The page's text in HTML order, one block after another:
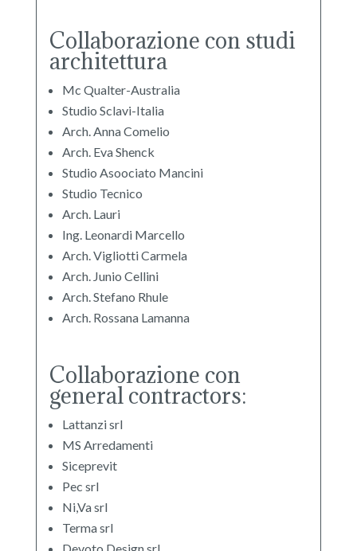
Collaborazione con studi
architettura
Mc Qualter-Australia
Studio Sclavi-Italia
Arch. Anna Comelio
Arch. Eva Shenck
Studio Asoociato Mancini
Studio Tecnico
Arch. Lauri
Ing. Leonardi Marcello
Arch. Vigliotti Carmela
Arch. Junio Cellini
Arch. Stefano Rhule
Arch. Rossana Lamanna
Collaborazione con
general contractors:
Lattanzi srl
MS Arredamenti
Siceprevit
Pec srl
Ni,Va srl
Terma srl